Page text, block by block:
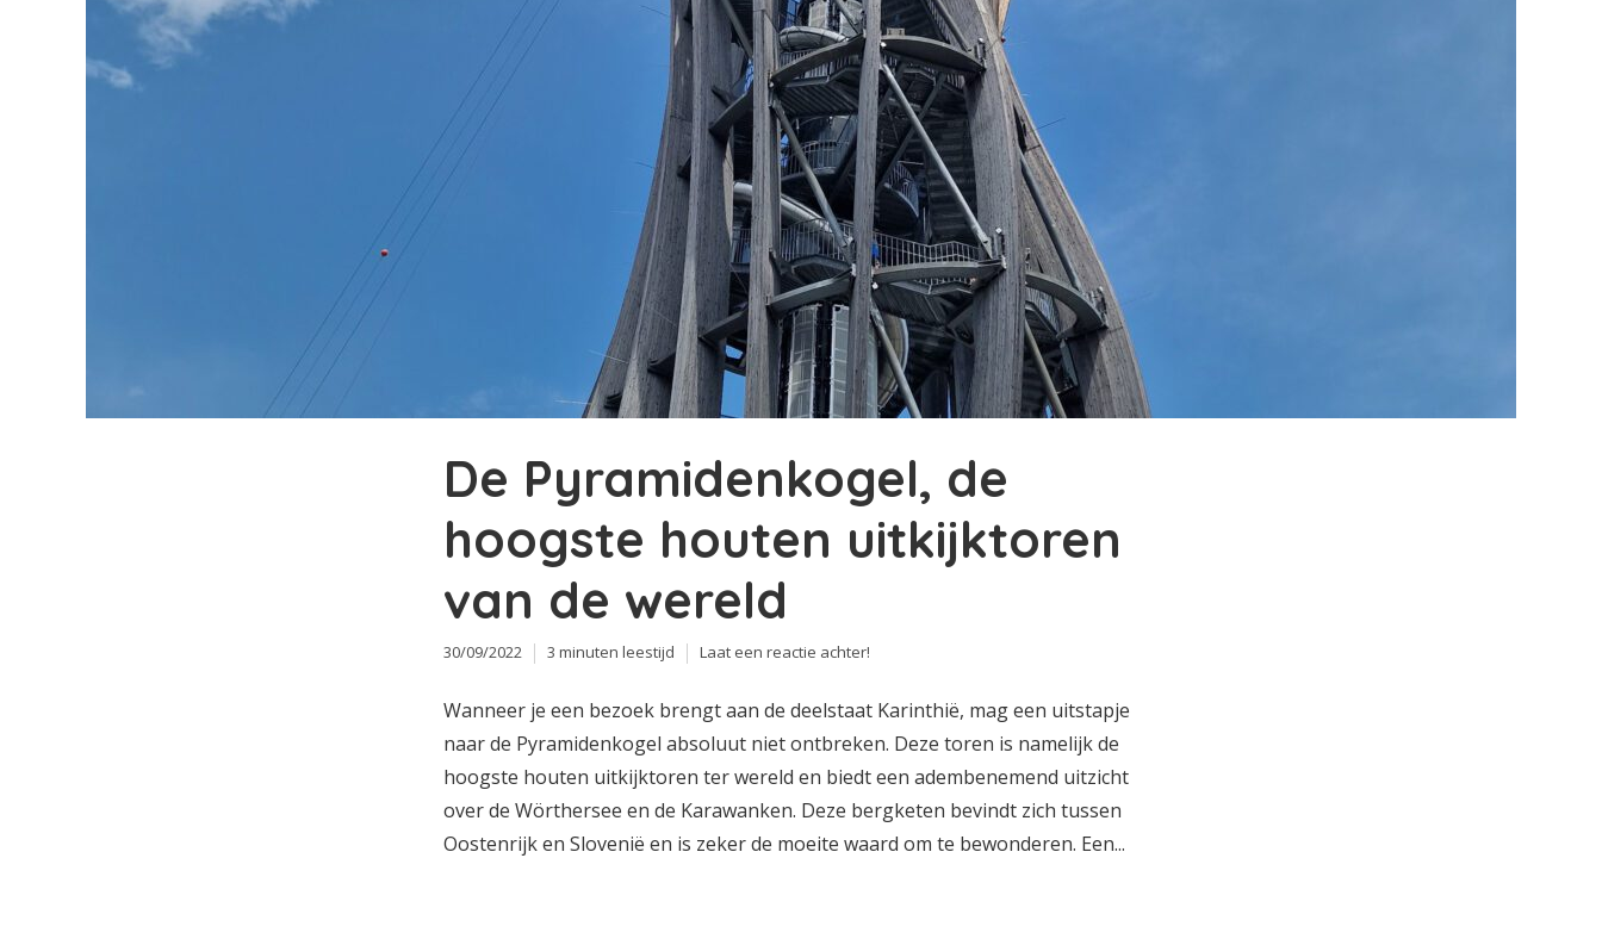
De Pyramidenkogel, de
hoogste houten uitkijktoren
van de wereld
30/09/2022 3 minuten leestijd Laat een reactie achter!
Wanneer je een bezoek brengt aan de deelstaat Karinthië, mag een uitstapje
naar de Pyramidenkogel absoluut niet ontbreken. Deze toren is namelijk de
hoogste houten uitkijktoren ter wereld en biedt een adembenemend uitzicht
over de Wörthersee en de Karawanken. Deze bergketen bevindt zich tussen
Oostenrijk en Slovenië en is zeker de moeite waard om te bewonderen. Een...